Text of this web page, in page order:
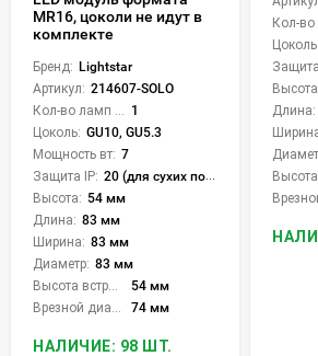
MR16, цоколи не идут в
комплекте
Бренд: Lightstar
Артикул: 214607-SOLO
1
Цоколь: GU10, GU5.3
Мощность вт: 7
Защита IP: 20 (для сухих пом.)
Высота: 54 мм
Длина: 83 мм
Ширина: 83 мм
Диаметр: 83 мм
54 мм
74 мм
НАЛИЧИЕ: 98 ШТ.
Цоколь:
Длина: